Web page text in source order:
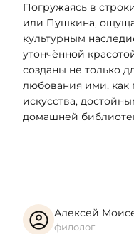
Погружаясь в
или Пушкина,
культурным
утончённой
созданы не только
любования ими, как
искусства,
домашней
Алексей
филолог